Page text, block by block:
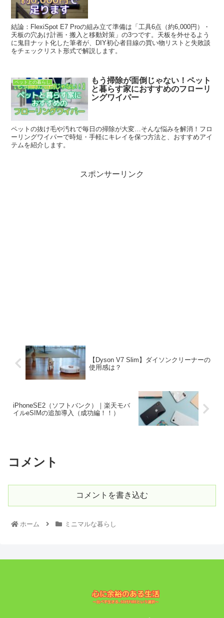
結論：FlexiSpot E7 Proの組み立て準備は「工具6点（約6,000円）・
天板の穴あけ計画・搬入と移動対策」の3つです。天板を外せるよう
に鬼目ナット化した筆者が、DIY初心者目線の買い物リストと失敗談
をチェックリスト形式で解説します。
ペットとの暮らし
もう掃除が面倒じゃない！ペット
と暮らす家におすすめのフローリ
ングワイパー
ペットの抜け毛や汚れで毎日の掃除が大変…そんな悩みを解消！フロ
ーリングワイパーで時短・手軽にキレイを保つ方法と、おすすめアイ
テムを紹介します。
スポンサーリンク
【Dyson V7 Slim】ダイソンクリーナーの
使用感は？
iPhoneSE2（ソフトバンク）｜楽天モバ
イルeSIMの追加導入（成功編！！）
コメント
コメントを書き込む
ホーム ミニマルな暮らし